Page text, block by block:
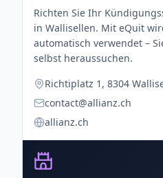
Richten Sie Ihr
in Wallisellen. Mit eQuit
automatisch verwendet –
selbst heraussuchen.
Richtiplatz 1, 8304
contact@allianz.ch
allianz.ch